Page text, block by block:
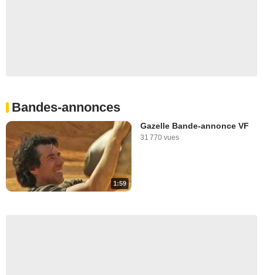
Bandes-annonces
1:59
Gazelle Bande-annonce VF
31 770 vues